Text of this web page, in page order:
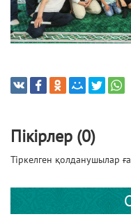
Пікірлер (0)
Тіркелген қолданушылар